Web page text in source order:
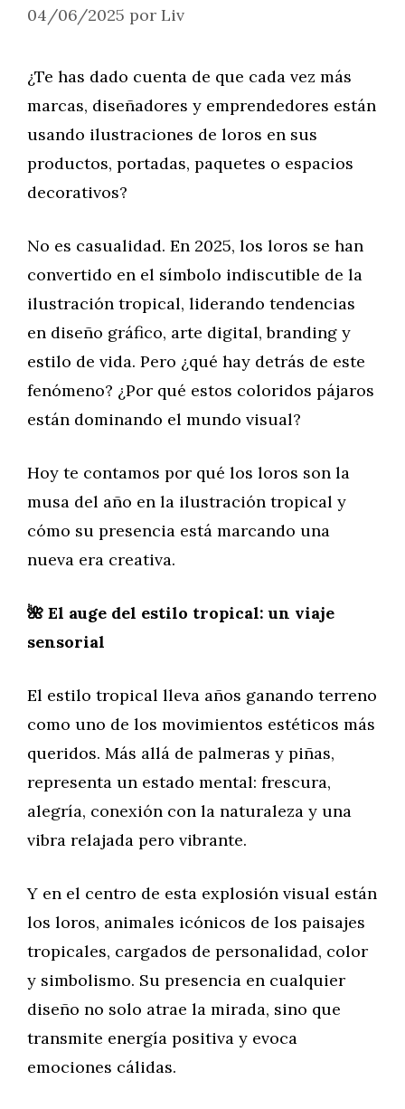
04/06/2025 por Liv
¿Te has dado cuenta de que cada vez más
marcas, diseñadores y emprendedores están
usando ilustraciones de loros en sus
productos, portadas, paquetes o espacios
decorativos?
No es casualidad. En 2025, los loros se han
convertido en el símbolo indiscutible de la
ilustración tropical, liderando tendencias
en diseño gráfico, arte digital, branding y
estilo de vida. Pero ¿qué hay detrás de este
fenómeno? ¿Por qué estos coloridos pájaros
están dominando el mundo visual?
Hoy te contamos por qué los loros son la
musa del año en la ilustración tropical y
cómo su presencia está marcando una
nueva era creativa.
🌺 El auge del estilo tropical: un viaje
sensorial
El estilo tropical lleva años ganando terreno
como uno de los movimientos estéticos más
queridos. Más allá de palmeras y piñas,
representa un estado mental: frescura,
alegría, conexión con la naturaleza y una
vibra relajada pero vibrante.
Y en el centro de esta explosión visual están
los loros, animales icónicos de los paisajes
tropicales, cargados de personalidad, color
y simbolismo. Su presencia en cualquier
diseño no solo atrae la mirada, sino que
transmite energía positiva y evoca
emociones cálidas.